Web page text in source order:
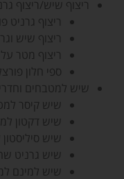
ריצוף שיש/ריצוף
ריצוף גרניט
ריצוף שיש
ריצוף מטר
ספי חלון
שיש למטבחים
שיש קיסר
שיש דקטון
שיש
שיש גרניט
שיש למינם